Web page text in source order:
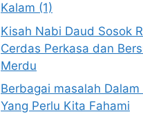
Kalam (1)
Kisah Nabi Daud Sosok
Cerdas Perkasa dan
Merdu
Berbagai masalah Dalam
Yang Perlu Kita Fahami